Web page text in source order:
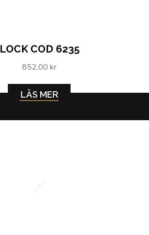
LOCK COD 6235
852,00 kr
LÄS MER